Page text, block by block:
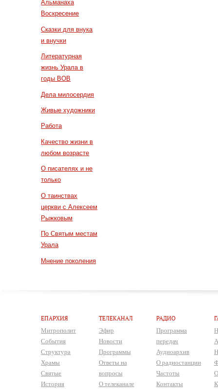
Альманаха
Воскресение
Сказки для внука
и внучки
Литературная
жизнь Урала в
годы ВОВ
Дела милосердия
Живые художники
Работа
Качество жизни в
любом возрасте
О писателях и не
только
О таинствах
церкви с Алексеем
Рыжковым
По Святым местам
Урала
Мнение поколения
ЕПАРХИЯ
Митрополит
События
Структура
Храмы
Святые
История
ТЕЛЕКАНАЛ
Эфир
Новости
Программы
Ответы на
вопросы
О телеканале
РАДИО
Программа
передач
Аудиоархив
О радиостанции
Частоты
Контакты